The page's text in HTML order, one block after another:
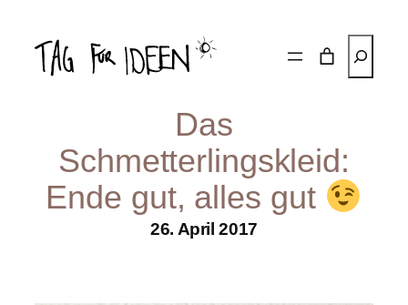
Inhalt
springen
Das
Schmetterlingskleid:
Ende gut, alles gut
26. April 2017